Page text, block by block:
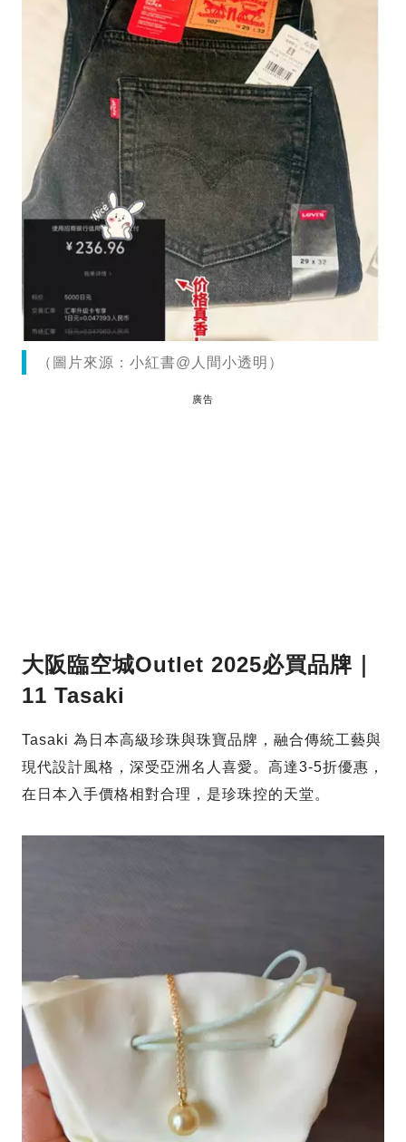
（圖片來源：小紅書@人間小透明）
廣告
大阪臨空城Outlet 2025必買品牌｜
11 Tasaki
Tasaki 為日本高級珍珠與珠寶品牌，融合傳統工藝與
現代設計風格，深受亞洲名人喜愛。高達3-5折優惠，
在日本入手價格相對合理，是珍珠控的天堂。